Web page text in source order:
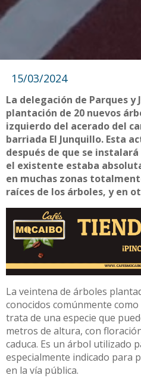
15/03/2024
La delegación de Parques
plantación de 20 nuevos
izquierdo del acerado del
barriada El Junquillo. Esta
después de que se
el existente estaba
en muchas zonas
raíces de los árboles, y en
La veintena de árboles
conocidos comúnmente
trata de una especie que
metros de altura, con
caduca. Es un árbol utilizado
especialmente indicado para
en la vía pública.